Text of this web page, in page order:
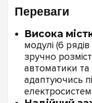
Переваги
Висока
модулі (6
зручно
автоматики та
адаптуючись
електросистем.